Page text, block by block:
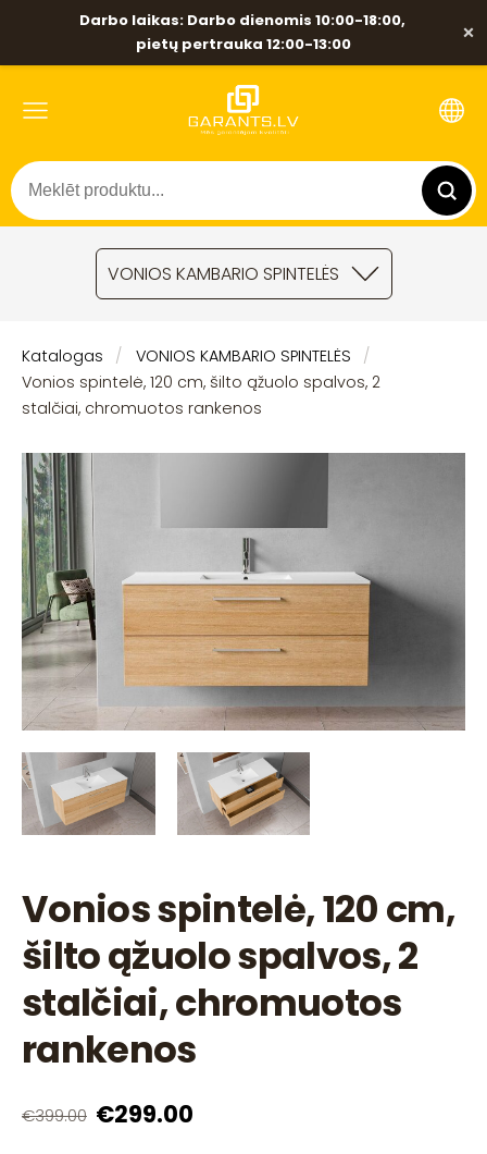
Darbo laikas: Darbo dienomis 10:00-18:00,
pietų pertrauka 12:00-13:00
×
VONIOS KAMBARIO SPINTELĖS
Katalogas
VONIOS KAMBARIO SPINTELĖS
Vonios spintelė, 120 cm, šilto ąžuolo spalvos, 2
stalčiai, chromuotos rankenos
Vonios spintelė, 120 cm,
šilto ąžuolo spalvos, 2
stalčiai, chromuotos
rankenos
€399.00 €299.00